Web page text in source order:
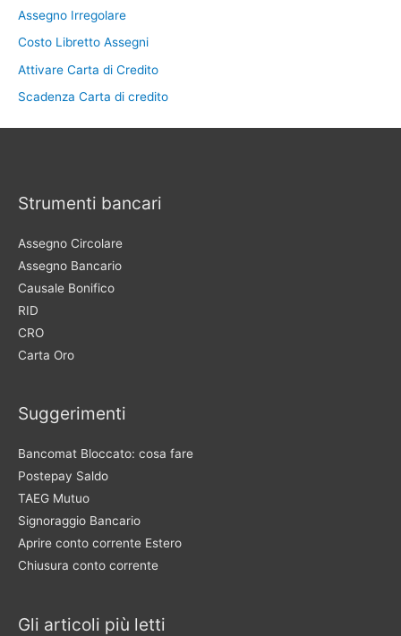
Assegno Irregolare
Costo Libretto Assegni
Attivare Carta di Credito
Scadenza Carta di credito
Strumenti bancari
Assegno Circolare
Assegno Bancario
Causale Bonifico
RID
CRO
Carta Oro
Suggerimenti
Bancomat Bloccato: cosa fare
Postepay Saldo
TAEG Mutuo
Signoraggio Bancario
Aprire conto corrente Estero
Chiusura conto corrente
Gli articoli più letti